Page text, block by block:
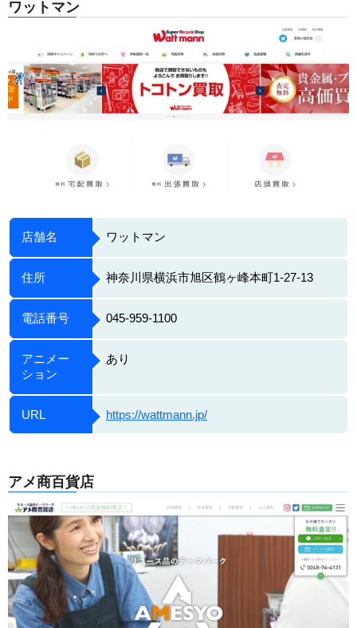
ワットマン
店舗名 ワットマン
住所 神奈川県横浜市旭区鶴ヶ峰本町1-27-13
電話番号 045-959-1100
アニメー
ション
あり
URL https://wattmann.jp/
アメ商百貨店